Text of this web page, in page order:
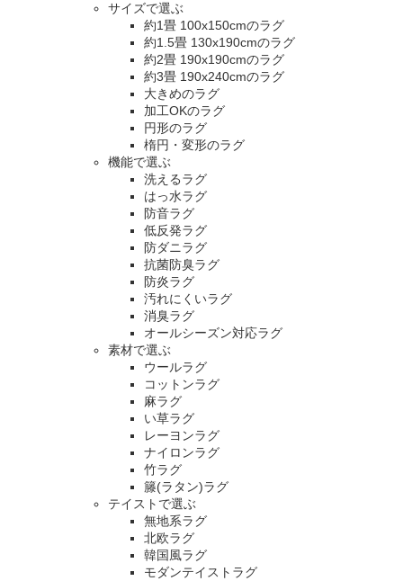
サイズで選ぶ
約1畳 100x150cmのラグ
約1.5畳 130x190cmのラグ
約2畳 190x190cmのラグ
約3畳 190x240cmのラグ
大きめのラグ
加工OKのラグ
円形のラグ
楕円・変形のラグ
機能で選ぶ
洗えるラグ
はっ水ラグ
防音ラグ
低反発ラグ
防ダニラグ
抗菌防臭ラグ
防炎ラグ
汚れにくいラグ
消臭ラグ
オールシーズン対応ラグ
素材で選ぶ
ウールラグ
コットンラグ
麻ラグ
い草ラグ
レーヨンラグ
ナイロンラグ
竹ラグ
籐(ラタン)ラグ
テイストで選ぶ
無地系ラグ
北欧ラグ
韓国風ラグ
モダンテイストラグ